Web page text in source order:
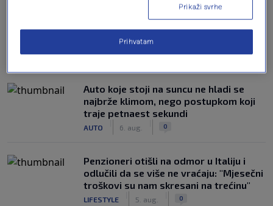
NAJČITANIJE
Auto koje stoji na suncu ne hladi se
najbrže klimom, nego postupkom koji
traje petnaest sekundi
AUTO 6. aug. 0
Penzioneri otišli na odmor u Italiju i
odlučili da se više ne vraćaju: "Mjesečni
troškovi su nam skresani na trećinu"
LIFESTYLE 5. aug. 0
Prikaži svrhe
Prihvatam